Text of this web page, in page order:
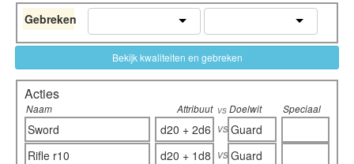
Gebreken
Bekijk kwaliteiten en gebreken
Acties
Naam Attribuut vs Doelwit Speciaal
Sword d20 + 2d6 vs Guard
Rifle r10
d20 + 1d8 vs Guard